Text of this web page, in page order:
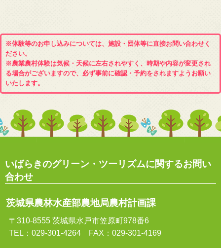
※体験等のお申し込みについては、施設・団体等に直接お問い合わせく
ださい。
※農業農村体験は気候・天候に左右されやすく、時期や内容が変更され
る場合がございますので、必ず事前に確認・予約をされますようお願い
いたします。
いばらきのグリーン・ツーリズムに関するお問い
合わせ
茨城県農林水産部農地局農村計画課
〒310-8555 茨城県水戸市笠原町978番6
TEL：029-301-4264 FAX：029-301-4169